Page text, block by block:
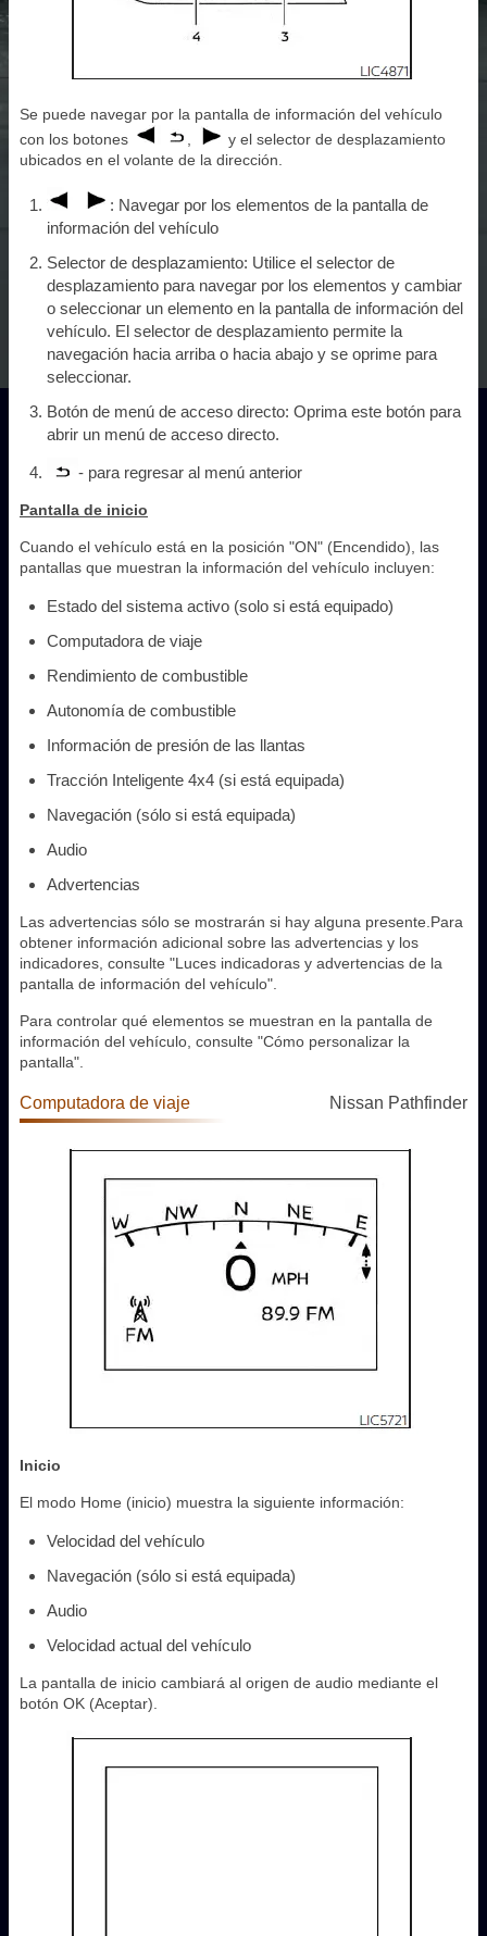
Se puede navegar por la pantalla de información del vehículo
con los botones
y el selector de desplazamiento
ubicados en el volante de la dirección.
: Navegar por los elementos de la pantalla de
información del vehículo
Selector de desplazamiento: Utilice el selector de
desplazamiento para navegar por los elementos y cambiar
o seleccionar un elemento en la pantalla de información del
vehículo. El selector de desplazamiento permite la
navegación hacia arriba o hacia abajo y se oprime para
seleccionar.
Botón de menú de acceso directo: Oprima este botón para
abrir un menú de acceso directo.
- para regresar al menú anterior
Pantalla de inicio
Cuando el vehículo está en la posición "ON" (Encendido), las
pantallas que muestran la información del vehículo incluyen:
Estado del sistema activo (solo si está equipado)
Computadora de viaje
Rendimiento de combustible
Autonomía de combustible
Información de presión de las llantas
Tracción Inteligente 4x4 (si está equipada)
Navegación (sólo si está equipada)
Audio
Advertencias
Las advertencias sólo se mostrarán si hay alguna presente.Para
obtener información adicional sobre las advertencias y los
indicadores, consulte "Luces indicadoras y advertencias de la
pantalla de información del vehículo".
Para controlar qué elementos se muestran en la pantalla de
información del vehículo, consulte "Cómo personalizar la
pantalla".
Computadora de viaje Nissan Pathfinder
Inicio
El modo Home (inicio) muestra la siguiente información:
Velocidad del vehículo
Navegación (sólo si está equipada)
Audio
Velocidad actual del vehículo
La pantalla de inicio cambiará al origen de audio mediante el
botón OK (Aceptar).